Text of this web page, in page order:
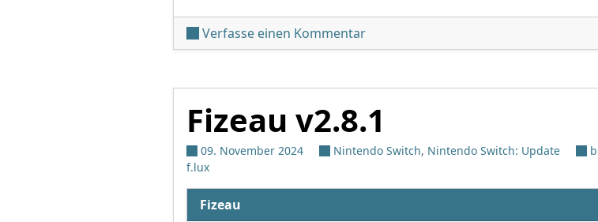
Verfasse einen Kommentarunter 'Fizeau v2.8.2'
Fizeau v2.8.1
09. November 2024 Nintendo Switch, Nintendo Switch: Update
f.lux
Fizeau